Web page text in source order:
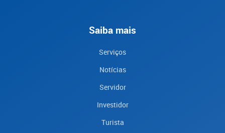
Saiba mais
Serviços
Notícias
Servidor
Investidor
Turista